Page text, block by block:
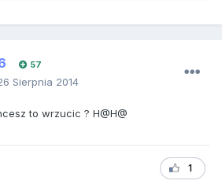
57
Sierpnia 2014
to wrzucic ? H@H@
1